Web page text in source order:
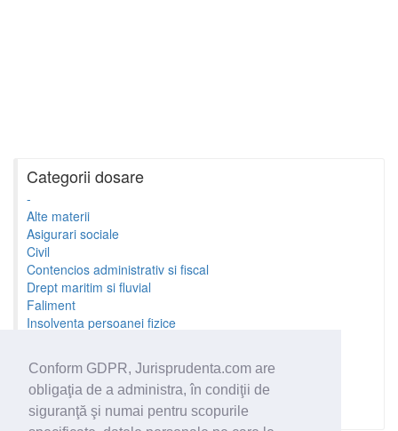
Conform GDPR, Jurisprudenta.com are
obligaţia de a administra, în condiţii de
siguranţă şi numai pentru scopurile
Categorii dosare
-
Alte materii
Asigurari sociale
Civil
Contencios administrativ si fiscal
Drept maritim si fluvial
Faliment
Insolventa persoanei fizice
Minori si familie
Penal
Proprietate Intelectuala